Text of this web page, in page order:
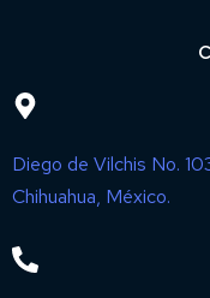
Diego de Vilchis No.
Chihuahua, México.